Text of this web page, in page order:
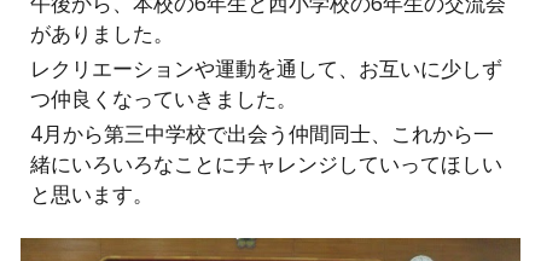
がありました。
レクリエーションや運動を通して、お互いに少しず
つ仲良くなっていきました。
4月から第三中学校で出会う仲間同士、これから一
緒にいろいろなことにチャレンジしていってほしい
と思います。